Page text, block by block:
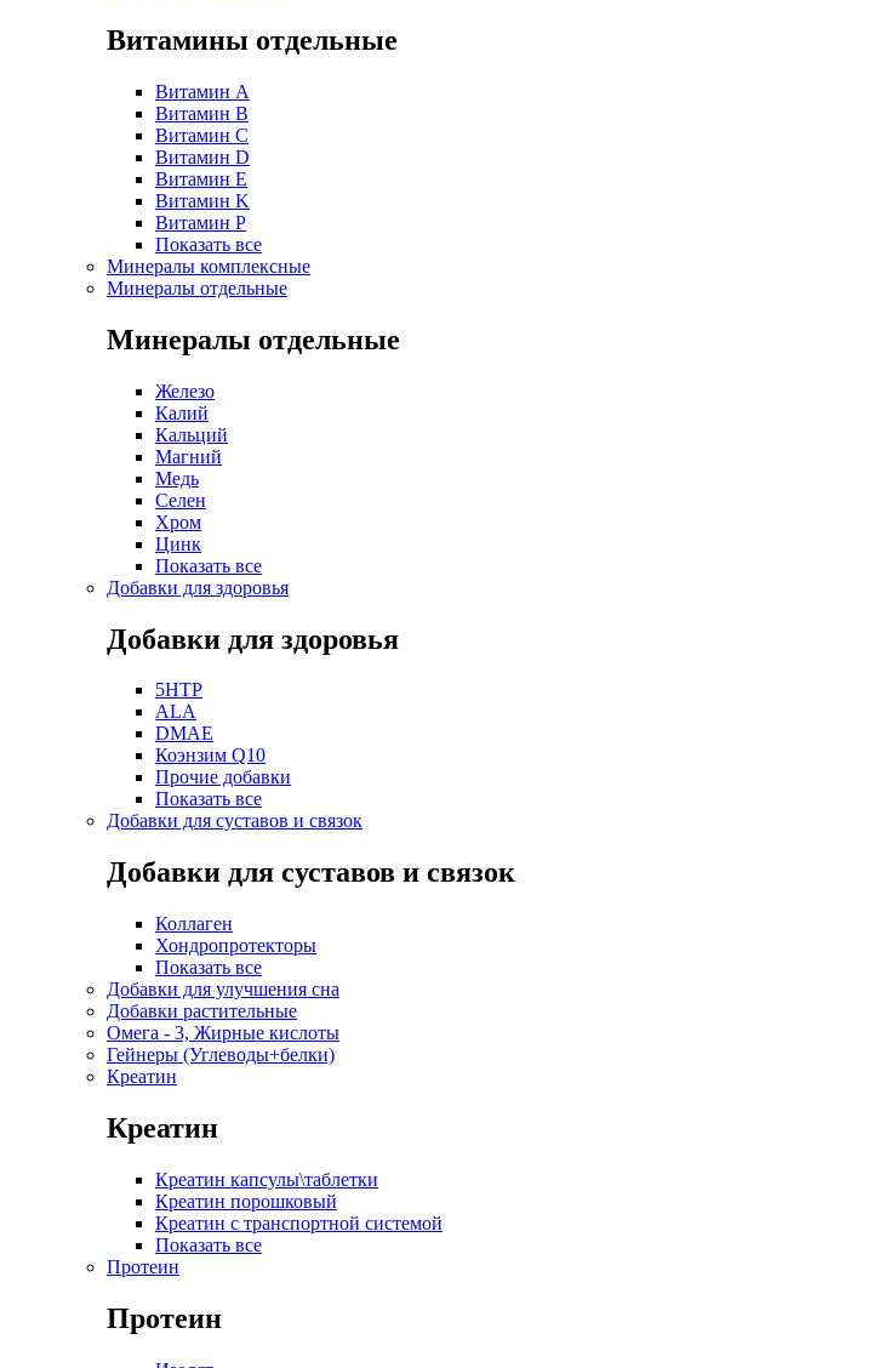
Витамины отдельные
Витамин A
Витамин B
Витамин C
Витамин D
Витамин E
Витамин K
Витамин P
Показать все
Минералы комплексные
Минералы отдельные
Минералы отдельные
Железо
Калий
Кальций
Магний
Медь
Селен
Хром
Цинк
Показать все
Добавки для здоровья
Добавки для здоровья
5HTP
ALA
DMAE
Коэнзим Q10
Прочие добавки
Показать все
Добавки для суставов и связок
Добавки для суставов и связок
Коллаген
Хондропротекторы
Показать все
Добавки для улучшения сна
Добавки растительные
Омега - 3, Жирные кислоты
Гейнеры (Углеводы+белки)
Креатин
Креатин
Креатин капсулы\таблетки
Креатин порошковый
Креатин с транспортной системой
Показать все
Протеин
Протеин